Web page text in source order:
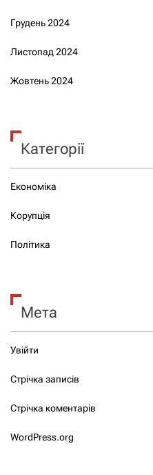
Грудень 2024
Листопад 2024
Жовтень 2024
Категорії
Економіка
Корупція
Політика
Мета
Увійти
Стрічка записів
Стрічка коментарів
WordPress.org